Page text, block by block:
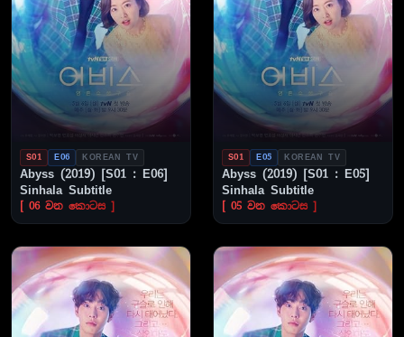
S01 E06 KOREAN TV
Abyss (2019) [S01 : E06]
Sinhala Subtitle
[ 06 වන කොටස ]
S01 E05 KOREAN TV
Abyss (2019) [S01 : E05]
Sinhala Subtitle
[ 05 වන කොටස ]